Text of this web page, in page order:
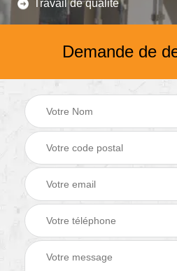
Travail de qualité
Demande de